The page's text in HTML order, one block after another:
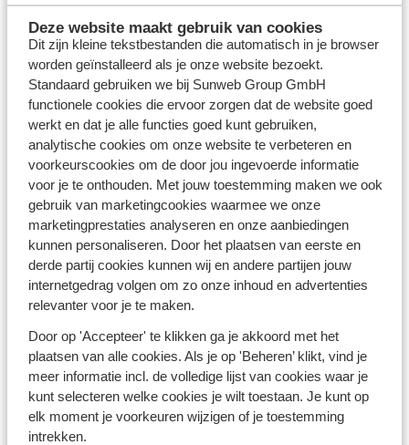
Deze website maakt gebruik van cookies
Dit zijn kleine tekstbestanden die automatisch in je browser
worden geïnstalleerd als je onze website bezoekt.
Standaard gebruiken we bij Sunweb Group GmbH
functionele cookies die ervoor zorgen dat de website goed
werkt en dat je alle functies goed kunt gebruiken,
analytische cookies om onze website te verbeteren en
voorkeurscookies om de door jou ingevoerde informatie
voor je te onthouden. Met jouw toestemming maken we ook
gebruik van marketingcookies waarmee we onze
marketingprestaties analyseren en onze aanbiedingen
kunnen personaliseren. Door het plaatsen van eerste en
derde partij cookies kunnen wij en andere partijen jouw
internetgedrag volgen om zo onze inhoud en advertenties
relevanter voor je te maken.
Door op 'Accepteer' te klikken ga je akkoord met het
plaatsen van alle cookies. Als je op 'Beheren’ klikt, vind je
meer informatie incl. de volledige lijst van cookies waar je
kunt selecteren welke cookies je wilt toestaan. Je kunt op
elk moment je voorkeuren wijzigen of je toestemming
intrekken.
​Last minute skiën met vrienden,
familie, collega’s of je partner
Vraagt een vriendin je last minute om samen op
wintersport te gaan? Of wil toch graag de
kerstvakantiein de sneeuw vieren? Voor ieder
reisgezelschap vind je ook kort voor vertrek een fijne
accommodatie. In een all inclusive hotel geniet je van
comfort met een uitgebreide wellness, (verwarmd)
zwembad en verrukkelijke maaltijden. Liever je eigen
huisje? Check dan welke chalets en appartementen we
in ons aanbod hebben. Gelegen aan de piste, bij de
halte van een skibus of midden in het dorp: de keuze is
reuze. Welk verblijf je ook kiest, met je skipas op zak kan
je gelijk de pistes op. Of je nu een week of maar een
paar dagen naar de sneeuw wilt, een last minute
wintersport regel je in een paar klikken.
Ook last minute is jouw skivakantie overal
sneeuwzeker
Wil je last minute skiën in een